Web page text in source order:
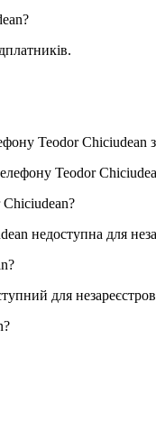
?
Teodor Chiciudean
Teodor
Chiciudean?
недоступна для
?
для
?